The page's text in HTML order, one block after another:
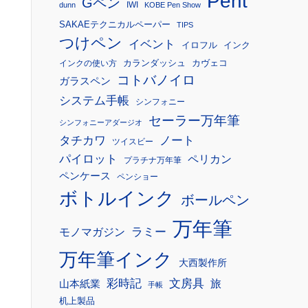
dunn IWI KOBE Pen Show
SAKAEテクニカルペーパー TIPS
つけペン イベント イロフル インク
インクの使い方 カランダッシュ カヴェコ
ガラスペン コトバノイロ
システム手帳 シンフォニー
シンフォニーアダージオ セーラー万年筆
タチカワ ツイスビー
ノート
パイロット
プラチナ万年筆 ペリカン
ペンケース ペンショー
ボトルインク ボールペン
モノマガジン ラミー 万年筆
万年筆インク
大西製作所
山本紙業
彩時記 手帳 文房具 旅
机上製品